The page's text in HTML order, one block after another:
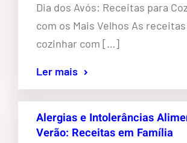
Dia dos Avós: Receitas para
com os Mais Velhos As
cozinhar com […]
Ler mais
Alergias e Intolerâncias
Verão: Receitas em Família